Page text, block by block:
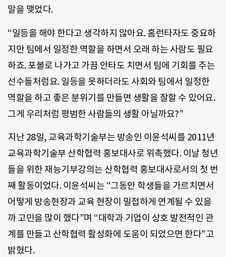
말을 맺었다.
“일등을 해야 한다고 생각하지 않아요. 홈런타자도 중요하
지만 팀에서 일정한 역할을 하면서 오래 하는 사람도 필요
하죠. 포볼로 나가고 가끔 안타도 치면서 팀에 기회를 주는
선수들처럼요. 일등을 못하더라도 사회와 팀에서 일정한
역할을 하고 좋은 분위기를 만들면 생활을 잘할 수 있어요.
그게 우리처럼 평범한 사람들의 생활 아닐까요?”
지난 28일, 교육과학기술부는 방송인 이윤석씨를 2011년
교육과학기술부 산학협력 홍보대사로 위촉했다. 이날 청년
들을 위한 재능기부강의는 산학협력 홍보대사로서의 첫 번
째 활동이었다. 이윤석씨는 “그동안 학생들을 가르치면서
어떻게 방송현장과 교육 현장이 밀접하게 연계될 수 있을
까 고민을 많이 했다”며 “대학과 기업이 상호 발전적인 관
계를 만들고 산학협력 활성화에 도움이 되었으면 한다”고
밝혔다.